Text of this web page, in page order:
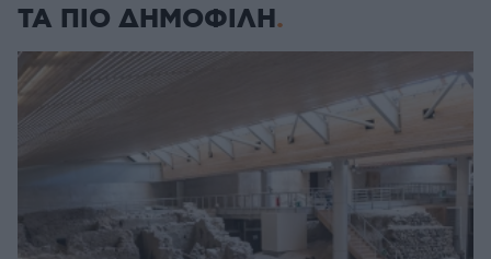
ΤΑ ΠΙΟ ΔΗΜΟΦΙΛΗ